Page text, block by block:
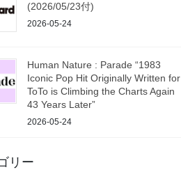
(2026/05/23付)
2026-05-24
Human Nature : Parade “1983
Iconic Pop Hit Originally Written for
ToTo is Climbing the Charts Again
43 Years Later”
2026-05-24
リー